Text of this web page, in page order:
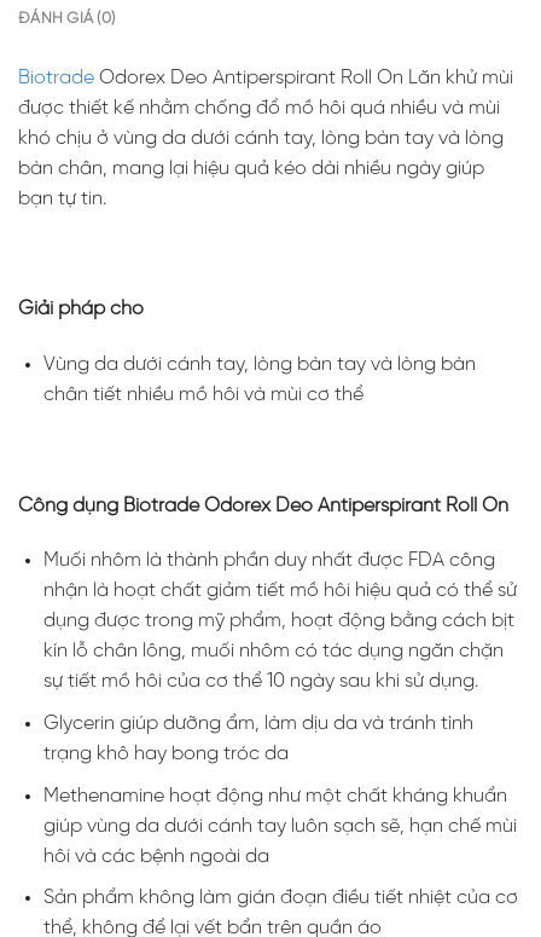
ĐÁNH GIÁ (0)
Biotrade Odorex Deo Antiperspirant Roll On Lăn khử mùi
được thiết kế nhằm chống đổ mồ hôi quá nhiều và mùi
khó chịu ở vùng da dưới cánh tay, lòng bàn tay và lòng
bàn chân, mang lại hiệu quả kéo dài nhiều ngày giúp
bạn tự tin.
Giải pháp cho
Vùng da dưới cánh tay, lòng bàn tay và lòng bàn
chân tiết nhiều mồ hôi và mùi cơ thể
Công dụng Biotrade Odorex Deo Antiperspirant Roll On
Muối nhôm là thành phần duy nhất được FDA công
nhận là hoạt chất giảm tiết mồ hôi hiệu quả có thể sử
dụng được trong mỹ phẩm, hoạt động bằng cách bịt
kín lỗ chân lông, muối nhôm có tác dụng ngăn chặn
sự tiết mồ hôi của cơ thể 10 ngày sau khi sử dụng.
Glycerin giúp dưỡng ẩm, làm dịu da và tránh tình
trạng khô hay bong tróc da
Methenamine hoạt động như một chất kháng khuẩn
giúp vùng da dưới cánh tay luôn sạch sẽ, hạn chế mùi
hôi và các bệnh ngoài da
Sản phẩm không làm gián đoạn điều tiết nhiệt của cơ
thể, không để lại vết bẩn trên quần áo